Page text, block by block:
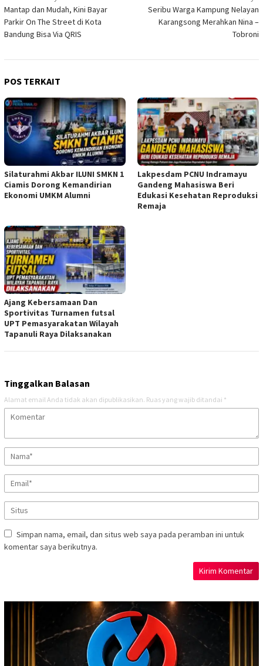
pos
Mantap dan Mudah, Kini Bayar
Parkir On The Street di Kota
Bandung Bisa Via QRIS
Seribu Warga Kampung Nelayan
Karangsong Merahkan Nina –
Tobroni
POS TERKAIT
Silaturahmi Akbar ILUNI SMKN 1
Ciamis Dorong Kemandirian
Ekonomi UMKM Alumni
Lakpesdam PCNU Indramayu
Gandeng Mahasiswa Beri
Edukasi Kesehatan Reproduksi
Remaja
Ajang Kebersamaan Dan
Sportivitas Turnamen futsal
UPT Pemasyarakatan Wilayah
Tapanuli Raya Dilaksanakan
Tinggalkan Balasan
Alamat email Anda tidak akan dipublikasikan. Ruas yang wajib ditandai *
Simpan nama, email, dan situs web saya pada peramban ini untuk
komentar saya berikutnya.